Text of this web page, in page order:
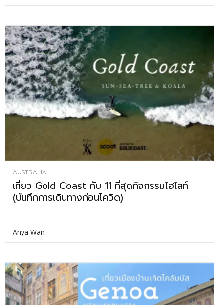
AUSTRALIA
เที่ยว Gold Coast กับ 11 ที่สุดกิจกรรมไฮไลท์
(บันทึกการเดินทางก่อนโควิด)
Anya Wan